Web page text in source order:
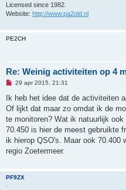
Licensed since 1982.
Website: http://www.pa2old.nl
PE2CH
Re: Weinig activiteiten op 4
O
g
l
e
e
n
e
c
h
29 apr 2015, 21:31
Ik heb het idee dat de activiteiten
Of lijkt dat maar zo omdat ik de
te monitoren? Wat ik natuurlijk ook
70.450 is hier de meest gebruikte
ik hierop QSO's. Maar ook 70.400
regio Zoetermeer.
PF9ZX
.